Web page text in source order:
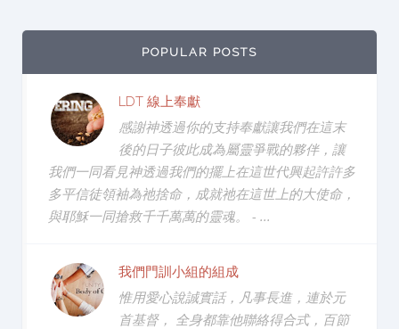
POPULAR POSTS
LDT 線上奉獻
感謝神透過你的支持奉獻讓我們在這末
後的日子彼此成為屬靈爭戰的夥伴，讓
我們一同看見神透過我們的擺上在這世代興起許許多
多平信徒領袖為祂捨命，成就祂在這世上的大使命，
與耶穌一同搶救千千萬萬的靈魂。 - ...
我們門訓小組的組成
惟用愛心說誠實話，凡事長進，連於元
首基督， 全身都靠他聯絡得合式，百節